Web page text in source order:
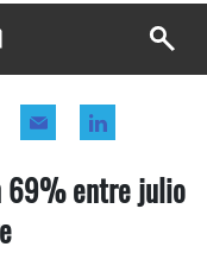
69% entre julio